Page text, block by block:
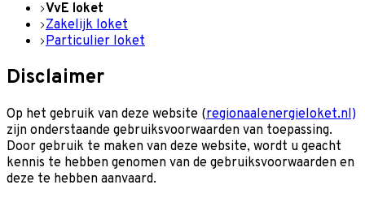
VvE loket
Zakelijk loket
Particulier loket
Disclaimer
Op het gebruik van deze website (regionaalenergieloket.nl)
zijn onderstaande gebruiksvoorwaarden van toepassing.
Door gebruik te maken van deze website, wordt u geacht
kennis te hebben genomen van de gebruiksvoorwaarden en
deze te hebben aanvaard.